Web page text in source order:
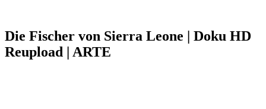
Die Fischer von Sierra Leone | Doku HD
Reupload | ARTE